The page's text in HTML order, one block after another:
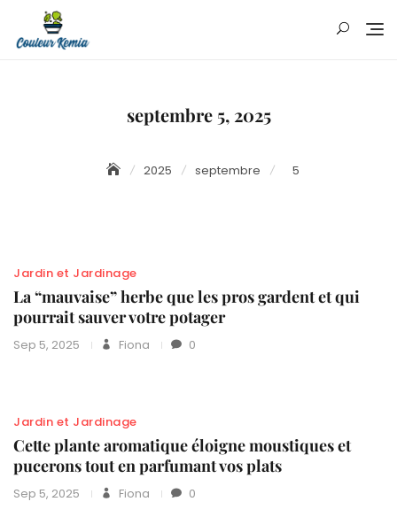
content
septembre 5, 2025
2025 septembre 5
Jardin et Jardinage
La “mauvaise” herbe que les pros gardent et qui
pourrait sauver votre potager
Sep 5, 2025 Fiona 0
Jardin et Jardinage
Cette plante aromatique éloigne moustiques et
pucerons tout en parfumant vos plats
Sep 5, 2025 Fiona 0